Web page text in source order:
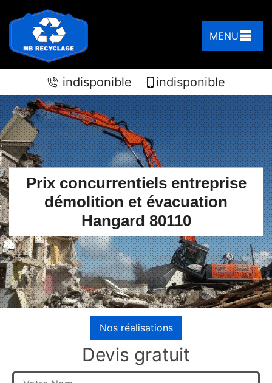
MENU
indisponible indisponible
Prix concurrentiels entreprise
démolition et évacuation
Hangard 80110
Nos réalisations
Devis gratuit